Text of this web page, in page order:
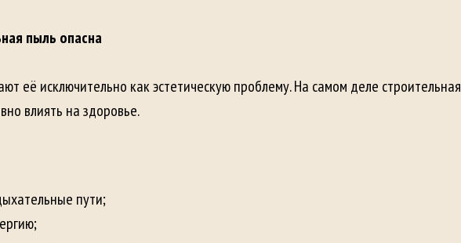
пыль опасна
её исключительно как эстетическую проблему. На самом деле строительная
влиять на здоровье.
пути;